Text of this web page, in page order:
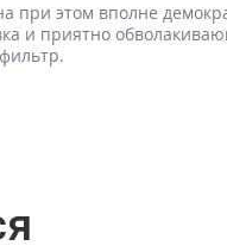
при этом вполне
и приятно